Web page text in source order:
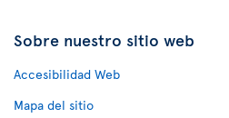
Sobre nuestro sitio web
Accesibilidad Web
Mapa del sitio